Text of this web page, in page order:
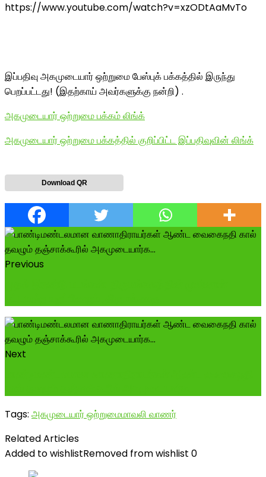
https://www.youtube.com/watch?v=xzODtAaMvTo
இப்பதிவு அகமுடையார் ஒற்றுமை பேஸ்புக் பக்கத்தில் இருந்து
பெறப்பட்டது! (இதற்காய் அவர்களுக்கு நன்றி) .
அகமுடையார் ஒற்றுமை பக்கம் லிங்க்
அகமுடையார் ஒற்றுமை பக்கத்தில் குறிப்பிட்ட இப்பதிவுவின் லிங்க்
Download QR
Previous
Next
Tags: அகமுடையார் ஒற்றுமைமாவலி வாணர்
Related Articles
Added to wishlistRemoved from wishlist 0